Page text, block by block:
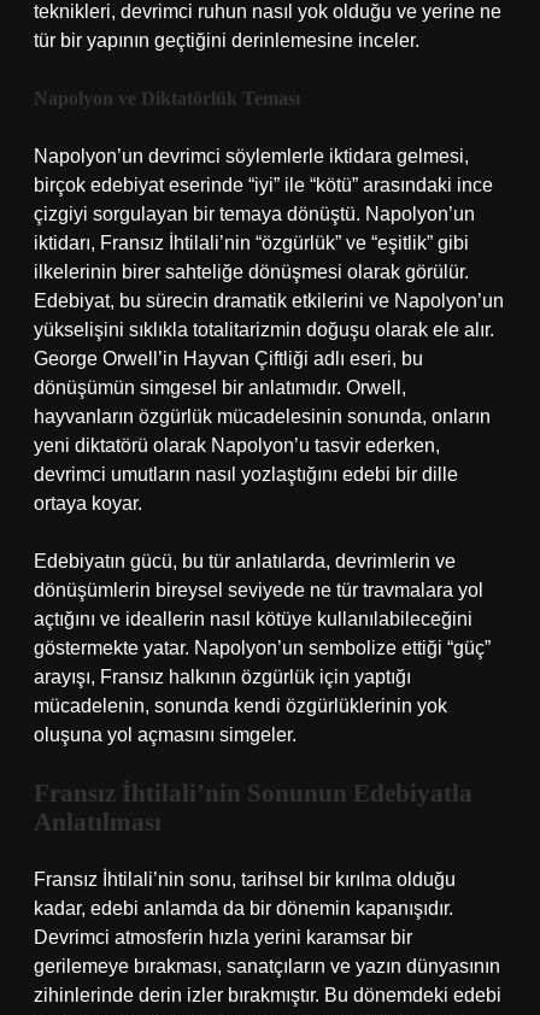
teknikleri, devrimci ruhun nasıl yok olduğu ve yerine ne
tür bir yapının geçtiğini derinlemesine inceler.
Napolyon ve Diktatörlük Teması
Napolyon’un devrimci söylemlerle iktidara gelmesi,
birçok edebiyat eserinde “iyi” ile “kötü” arasındaki ince
çizgiyi sorgulayan bir temaya dönüştü. Napolyon’un
iktidarı, Fransız İhtilali’nin “özgürlük” ve “eşitlik” gibi
ilkelerinin birer sahteliğe dönüşmesi olarak görülür.
Edebiyat, bu sürecin dramatik etkilerini ve Napolyon’un
yükselişini sıklıkla totalitarizmin doğuşu olarak ele alır.
George Orwell’in Hayvan Çiftliği adlı eseri, bu
dönüşümün simgesel bir anlatımıdır. Orwell,
hayvanların özgürlük mücadelesinin sonunda, onların
yeni diktatörü olarak Napolyon’u tasvir ederken,
devrimci umutların nasıl yozlaştığını edebi bir dille
ortaya koyar.
Edebiyatın gücü, bu tür anlatılarda, devrimlerin ve
dönüşümlerin bireysel seviyede ne tür travmalara yol
açtığını ve ideallerin nasıl kötüye kullanılabileceğini
göstermekte yatar. Napolyon’un sembolize ettiği “güç”
arayışı, Fransız halkının özgürlük için yaptığı
mücadelenin, sonunda kendi özgürlüklerinin yok
oluşuna yol açmasını simgeler.
Fransız İhtilali’nin Sonunun Edebiyatla
Anlatılması
Fransız İhtilali’nin sonu, tarihsel bir kırılma olduğu
kadar, edebi anlamda da bir dönemin kapanışıdır.
Devrimci atmosferin hızla yerini karamsar bir
gerilemeye bırakması, sanatçıların ve yazın dünyasının
zihinlerinde derin izler bırakmıştır. Bu dönemdeki edebi